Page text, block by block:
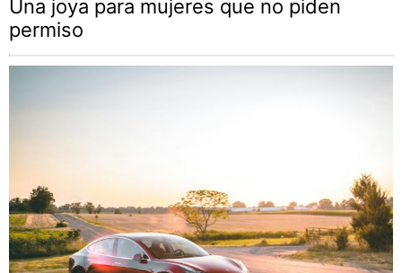
Una joya para mujeres que no piden
permiso